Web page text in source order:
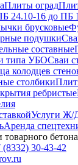
Плиты оград
24.10-16 до ПБ
брусковые
подушки
составные
типа УБОСваи
колодцев
столбики
ребристые
Услуги Ж/
Аренда
бетона
(8332) 30-43-42